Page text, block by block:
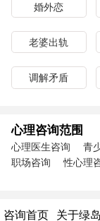
婚外恋
老婆出轨
调解矛盾
心理咨询范围
心理医生咨询 青
职场咨询
性心理
咨询首页 关于绿岛